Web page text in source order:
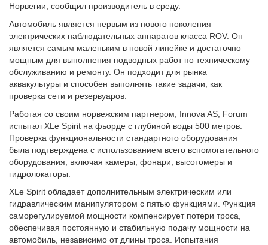
Норвегии, сообщил производитель в среду.
Автомобиль является первым из нового поколения
электрических наблюдательных аппаратов класса ROV. Он
является самым маленьким в новой линейке и достаточно
мощным для выполнения подводных работ по техническому
обслуживанию и ремонту. Он подходит для рынка
аквакультуры и способен выполнять такие задачи, как
проверка сети и резервуаров.
Работая со своим норвежским партнером, Innova AS, Forum
испытал XLe Spirit на фьорде с глубиной воды 500 метров.
Проверка функциональности стандартного оборудования
была подтверждена с использованием всего вспомогательного
оборудования, включая камеры, фонари, высотомеры и
гидролокаторы.
XLe Spirit обладает дополнительным электрическим или
гидравлическим манипулятором с пятью функциями. Функция
саморегулируемой мощности компенсирует потери троса,
обеспечивая постоянную и стабильную подачу мощности на
автомобиль, независимо от длины троса. Испытания